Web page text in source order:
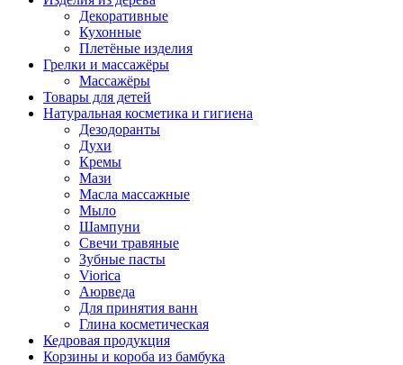
Декоративные
Кухонные
Плетёные изделия
Грелки и массажёры
Массажёры
Товары для детей
Натуральная косметика и гигиена
Дезодоранты
Духи
Кремы
Мази
Масла массажные
Мыло
Шампуни
Свечи травяные
Зубные пасты
Viorica
Аюрведа
Для принятия ванн
Глина косметическая
Кедровая продукция
Корзины и короба из бамбука